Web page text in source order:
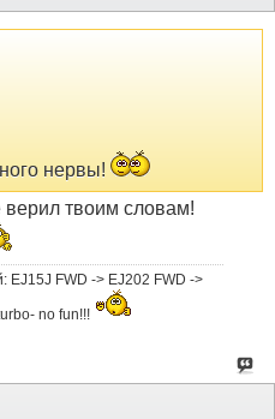
нервы!
верил твоим словам!
FWD -> EJ202 FWD ->
no fun!!!